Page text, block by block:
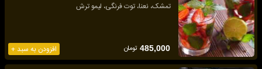
تمشک، نعنا، توت فرنگی، لیمو ترش
افزودن به سبد + 485,000 تومان